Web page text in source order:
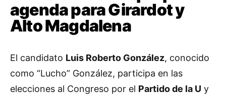
agenda para Girardot y
Alto Magdalena
El candidato Luis Roberto González, conocido
como “Lucho” González, participa en las
elecciones al Congreso por el Partido de la U y